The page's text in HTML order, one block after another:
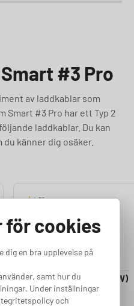
#3 Pro
av laddkablar som
Smart #3 Pro har ett Typ 2
laddkablar. Du kan
känner dig osäker.
4.50
Laddkabel 5-20m (22kW)
Finns i lager
för cookies
dig en bra upplevelse på
samt hur du
Under inställningar
och